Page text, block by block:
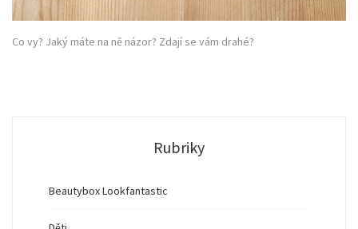
Co vy? Jaký máte na ně názor? Zdají se vám drahé?
Rubriky
Beautybox Lookfantastic